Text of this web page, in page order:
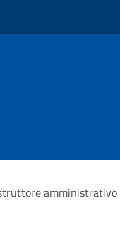
amministrativo